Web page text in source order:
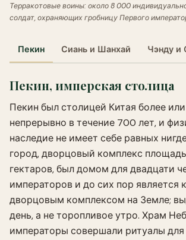
Терракотовые воины: около 8 000
солдат, охраняющих гробницу Первого
Пекин Сиань и Шанхай Чэнду и
Пекин, имперская столица
Пекин был столицей Китая более
непрерывно в течение 700 лет, и
наследие не имеет себе равных
город, дворцовый комплекс
гектаров, был домом для двадцати
императоров и до сих пор является
дворцовым комплексом на Земле;
день, а не торопливое утро. Храм
императоры совершали ритуалы для